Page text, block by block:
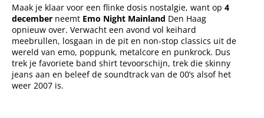
Maak je klaar voor een flinke dosis nostalgie, want op 4
december neemt Emo Night Mainland Den Haag
opnieuw over. Verwacht een avond vol keihard
meebrullen, losgaan in de pit en non-stop classics uit de
wereld van emo, poppunk, metalcore en punkrock. Dus
trek je favoriete band shirt tevoorschijn, trek die skinny
jeans aan en beleef de soundtrack van de 00’s alsof het
weer 2007 is.